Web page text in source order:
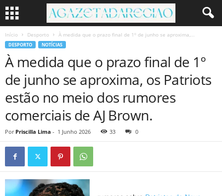
Início Desporto À medida que o prazo final de 1º de junho se aproxima,...
DESPORTO NOTÍCIAS
À medida que o prazo final de 1º
de junho se aproxima, os Patriots
estão no meio dos rumores
comerciais de AJ Brown.
Por Priscilla Lima - 1 Junho 2026 33 0